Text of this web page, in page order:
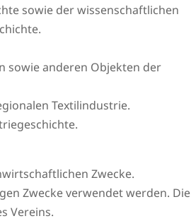
sowie der wissenschaftlichen
sowie anderen Objekten der
Textilindustrie.
Zwecke.
Zwecke verwendet werden. Die
Vereins.